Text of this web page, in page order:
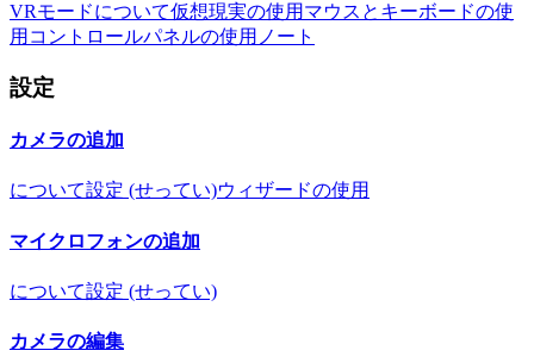
VRモードについて仮想現実の使用 マウスとキーボードの使
用 コントロールパネルの使用 ノート
設定
カメラの追加
について設定 (せってい)ウィザードの使用
マイクロフォンの追加
について設定 (せってい)
カメラの編集